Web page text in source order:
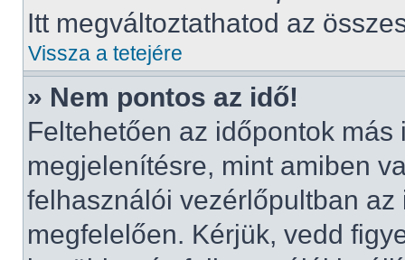
Itt megváltoztathatod az
Vissza a tetejére
» Nem pontos az idő!
Feltehetően az időpontok
megjelenítésre, mint amiben
felhasználói vezérlőpultban
megfelelően. Kérjük, vedd